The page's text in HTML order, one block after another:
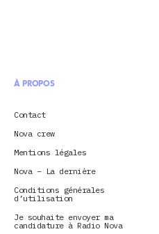
À PROPOS
Contact
Nova crew
Mentions légales
Nova – La dernière
Conditions générales
d’utilisation
Je souhaite envoyer ma
candidature à Radio Nova